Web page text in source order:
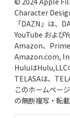
Character
「DAZN」は、
YouTube および
Amazon、Prime
Amazon.com,
HuluはHulu,LLC
TELASAは、
このホームペー
の無断複写・転載